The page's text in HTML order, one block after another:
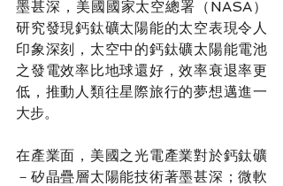
墨甚深，美國國家太空總署（NASA）
研究發現鈣鈦礦太陽能的太空表現令人
印象深刻，太空中的鈣鈦礦太陽能電池
之發電效率比地球還好，效率衰退率更
低，推動人類往星際旅行的夢想邁進一
大步。
在產業面，美國之光電產業對於鈣鈦礦
－矽晶疊層太陽能技術著墨甚深；微軟